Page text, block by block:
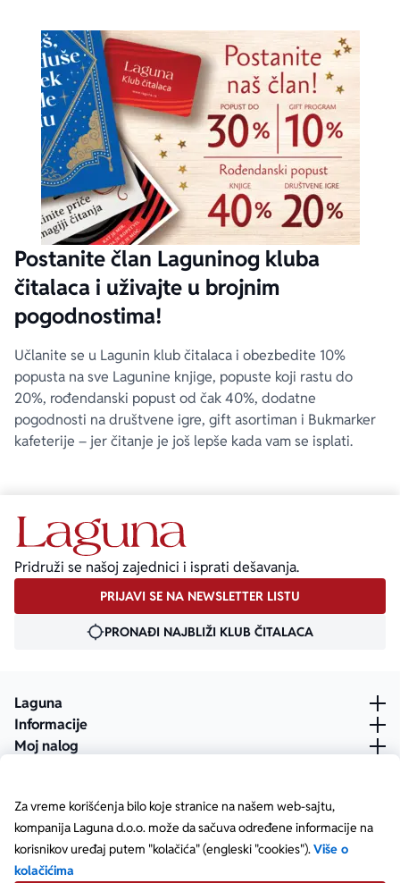
Za vreme korišćenja bilo koje stranice na našem web-sajtu,
kompanija Laguna d.o.o. može da sačuva određene informacije na
korisnikov uređaj putem "kolačića" (engleski "cookies").Više o
kolačićima
Postanite član Laguninog kluba
čitalaca i uživajte u brojnim
pogodnostima!
Učlanite se u Lagunin klub čitalaca i obezbedite 10%
popusta na sve Lagunine knjige, popuste koji rastu do
20%, rođendanski popust od čak 40%, dodatne
pogodnosti na društvene igre, gift asortiman i Bukmarker
kafeterije – jer čitanje je još lepše kada vam se isplati.
Pridruži se našoj zajednici i isprati dešavanja.
PRIJAVI SE NA NEWSLETTER LISTU
PRONAĐI NAJBLIŽI KLUB ČITALACA
Laguna
Informacije
Moj nalog